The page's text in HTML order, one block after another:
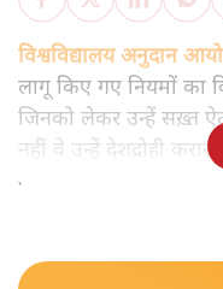
आप हैरान हुए या नहीं।
जेएनयू में जब कब्र खुदने
एफआईआर दर्ज की गई।
अब सवर्ण प्रदर्शनकारी